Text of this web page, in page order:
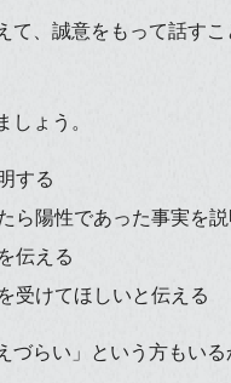
て、誠意をもって話す
しょう。
する
ら陽性であった事実を説
伝える
受けてほしいと伝える
らい」という方もいる